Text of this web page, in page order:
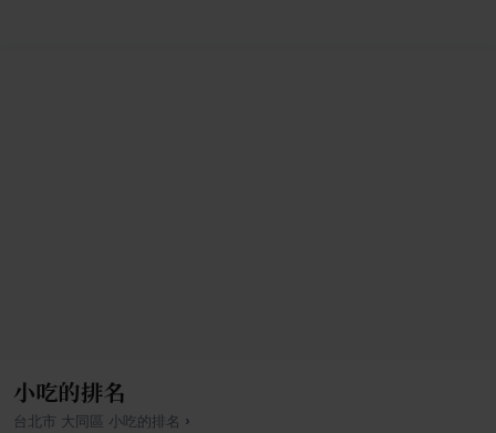
小吃的排名
台北市 大同區 小吃 的排名 ›